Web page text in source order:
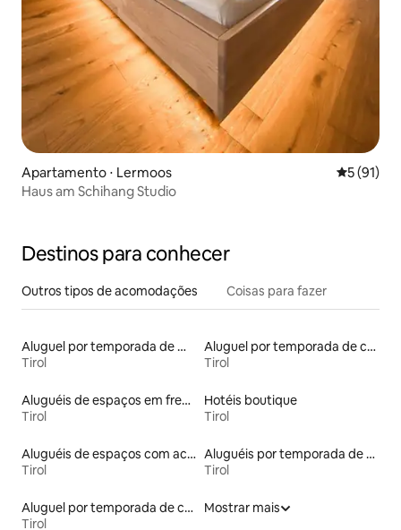
Apartamento ⋅ Lermoos 5 de uma
5 (91)
Haus am Schihang Studio
Destinos para conhecer
Outros tipos de acomodações Coisas para fazer
Aluguel por temporada de microcasas
Tirol
Aluguel por temporada de casas de hóspedes
Tirol
Aluguéis de espaços em frente à praia
Tirol
Hotéis boutique
Tirol
Aluguéis de espaços com acesso direto a pistas de esqui
Tirol
Aluguéis por temporada de acomodações de luxo
Tirol
Aluguel por temporada de casas de veraneio
Tirol
Mostrar mais